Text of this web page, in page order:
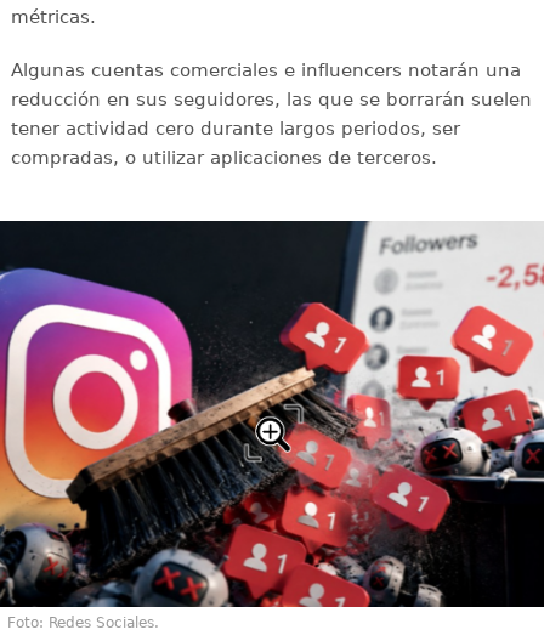
métricas.
Algunas cuentas comerciales e influencers notarán una
reducción en sus seguidores, las que se borrarán suelen
tener actividad cero durante largos periodos, ser
compradas, o utilizar aplicaciones de terceros.
Foto: Redes Sociales.